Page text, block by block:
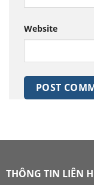
Website
THÔNG TIN LIÊN